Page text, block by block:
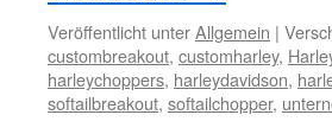
Veröffentlicht unterAllgemein |
custombreakout, customharley,
harleychoppers, harleydavidson,
softailbreakout, softailchopper,